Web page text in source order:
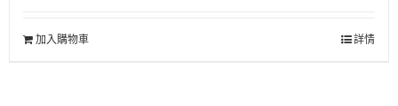
加入購物車 詳情